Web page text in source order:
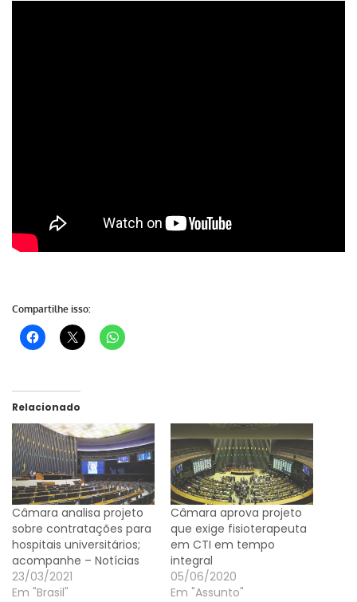
Compartilhe isso:
Relacionado
Câmara analisa projeto
sobre contratações para
hospitais universitários;
acompanhe – Notícias
23/03/2021
Em "Brasil"
Câmara aprova projeto
que exige fisioterapeuta
em CTI em tempo
integral
05/06/2020
Em "Assunto"